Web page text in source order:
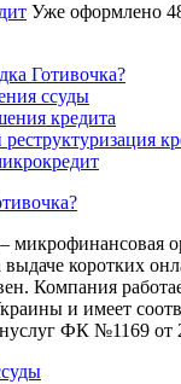
Уже оформлено
Готивочка?
ссуды
кредита
– микрофинансовая
выдаче коротких
Компания
и имеет
ФК №1169 от